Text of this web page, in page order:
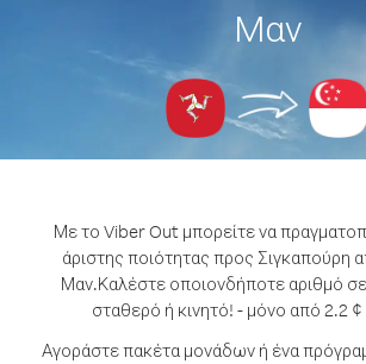
Μαν
Με το Viber Out μπορείτε να
άριστης ποιότητας προς Σιγκαπούρη
Μαν.Καλέστε οποιονδήποτε αριθμό
σταθερό ή κινητό! - μόνο από 2.2
Αγοράστε πακέτα μονάδων ή ένα